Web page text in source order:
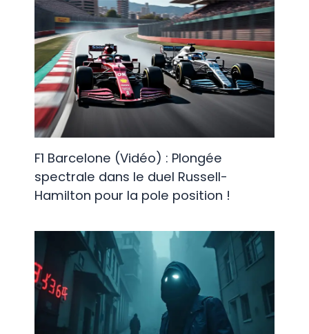
F1 Barcelone (Vidéo) : Plongée
spectrale dans le duel Russell-
Hamilton pour la pole position !